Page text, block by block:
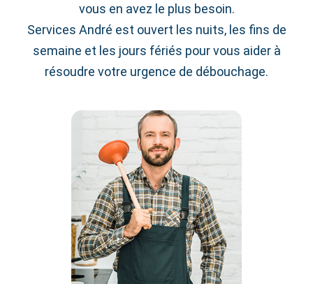
vous en avez le plus besoin.
Services André est ouvert les nuits, les fins de
semaine et les jours fériés pour vous aider à
résoudre votre urgence de débouchage.